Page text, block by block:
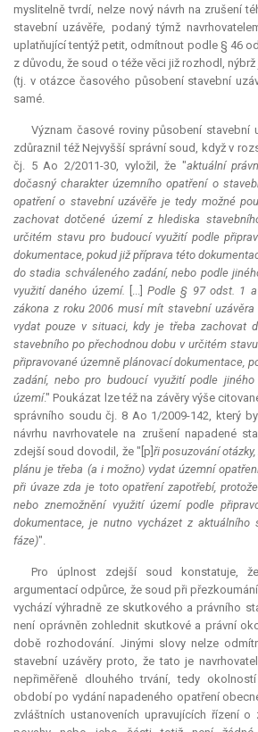
myslitelně tvrdí, nelze nový návrh na zrušení
stavební uzávěře, podaný týmž
uplatňující tentýžpetit, odmítnout podle § 46
z důvodu, že soud o téže věci již rozhodl,
(tj. v otázce časového působení stavební
samé.
Význam časové roviny působení stavební
zdůraznil též Nejvyšší správní soud, když v
čj. 5 Ao 2/2011-30, vyložil, že "aktuální
dočasný charakter územního opatření o
opatření o stavební uzávěře je tedy možné
zachovat dotčené území z hlediska
určitém stavu pro budoucí využití podle
dokumentace, pokud již příprava této
do stadia schváleného zadání, nebo podle
využití daného území.
[...]Podle § 97 odst. 1
zákona z roku 2006 musí mít stavební
vydat pouze v situaci, kdy je třeba zachovat
stavebního po přechodnou dobu v určitém
připravované územně plánovací dokumentace,
zadání, nebo pro budoucí využití podle
území." Poukázat lze též na závěry výše
správního soudu čj. 8 Ao 1/2009-142, který
návrhu navrhovatele na zrušení napadené
zdejší soud dovodil, že "[p] ři posuzování
plánu je třeba (a i možno) vydat územní
při úvaze zda je toto opatření zapotřebí,
nebo znemožnění využití území podle
dokumentace, je nutno vycházet z
fáze)".
Pro úplnost zdejší soud konstatuje,
argumentací odpůrce, že soud při
vychází výhradně ze skutkového a právního
není oprávněn zohlednit skutkové a právní
době rozhodování. Jinými slovy nelze
stavební uzávěry proto, že tato je
nepřiměřeně dlouhého trvání, tedy
období po vydání napadeného opatření
zvláštních ustanoveních upravujících řízení